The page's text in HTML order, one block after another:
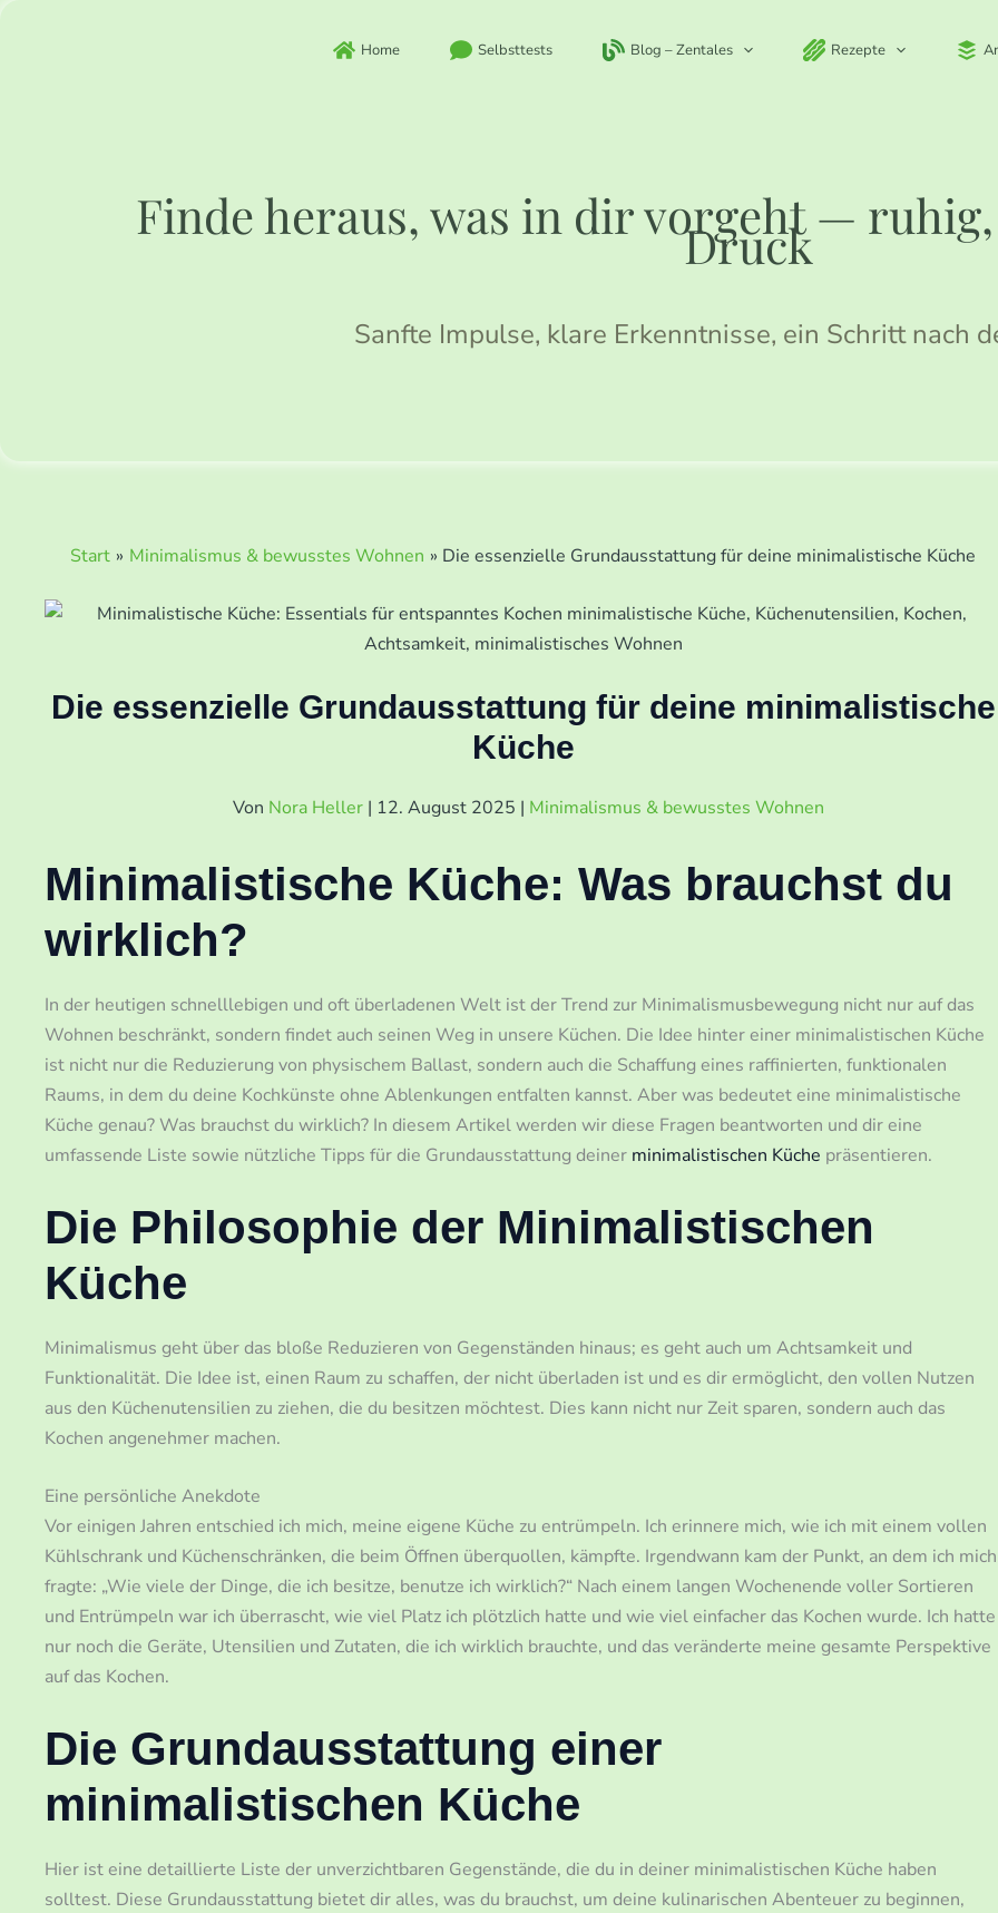
Home Selbsttests Blog – Zentales Rezepte
Finde heraus, was in dir vorgeht —
Druck
Sanfte Impulse, klare Erkenntnisse, ein Schritt nach
Start Minimalismus & bewusstes Wohnen Die essenzielle Grundausstattung für deine minimalistische Küche
Die essenzielle Grundausstattung für deine minimalistische
Küche
Von Nora Heller | 12. August 2025 | Minimalismus & bewusstes Wohnen
Minimalistische Küche: Was brauchst du
wirklich?
In der heutigen schnelllebigen und oft überladenen Welt ist der Trend zur Minimalismusbewegung nicht nur auf das
Wohnen beschränkt, sondern findet auch seinen Weg in unsere Küchen. Die Idee hinter einer minimalistischen Küche
ist nicht nur die Reduzierung von physischem Ballast, sondern auch die Schaffung eines raffinierten, funktionalen
Raums, in dem du deine Kochkünste ohne Ablenkungen entfalten kannst. Aber was bedeutet eine minimalistische
Küche genau? Was brauchst du wirklich? In diesem Artikel werden wir diese Fragen beantworten und dir eine
umfassende Liste sowie nützliche Tipps für die Grundausstattung deiner minimalistischen Küche präsentieren.
Die Philosophie der Minimalistischen
Küche
Minimalismus geht über das bloße Reduzieren von Gegenständen hinaus; es geht auch um Achtsamkeit und
Funktionalität. Die Idee ist, einen Raum zu schaffen, der nicht überladen ist und es dir ermöglicht, den vollen Nutzen
aus den Küchenutensilien zu ziehen, die du besitzen möchtest. Dies kann nicht nur Zeit sparen, sondern auch das
Kochen angenehmer machen.
Eine persönliche Anekdote
Vor einigen Jahren entschied ich mich, meine eigene Küche zu entrümpeln. Ich erinnere mich, wie ich mit einem vollen
Kühlschrank und Küchenschränken, die beim Öffnen überquollen, kämpfte. Irgendwann kam der Punkt, an dem ich mich
fragte: „Wie viele der Dinge, die ich besitze, benutze ich wirklich?“ Nach einem langen Wochenende voller Sortieren
und Entrümpeln war ich überrascht, wie viel Platz ich plötzlich hatte und wie viel einfacher das Kochen wurde. Ich hatte
nur noch die Geräte, Utensilien und Zutaten, die ich wirklich brauchte, und das veränderte meine gesamte Perspektive
auf das Kochen.
Die Grundausstattung einer
minimalistischen Küche
Hier ist eine detaillierte Liste der unverzichtbaren Gegenstände, die du in deiner minimalistischen Küche haben
solltest. Diese Grundausstattung bietet dir alles, was du brauchst, um deine kulinarischen Abenteuer zu beginnen,